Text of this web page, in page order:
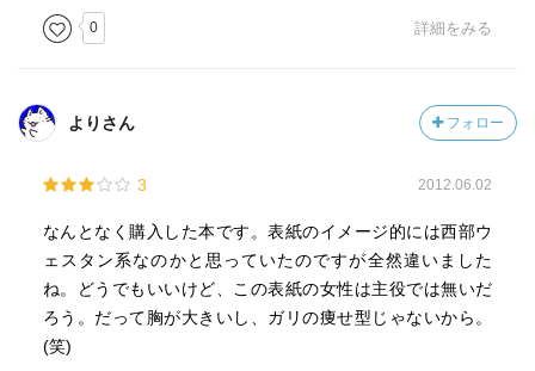
0 詳細をみる
よりさん フォロー
3 2012.06.02
なんとなく購入した本です。表紙のイメージ的には西部ウ
ェスタン系なのかと思っていたのですが全然違いました
ね。どうでもいいけど、この表紙の女性は主役では無いだ
ろう。だって胸が大きいし、ガリの痩せ型じゃないから。
(笑)